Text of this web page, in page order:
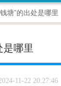
塘”的出处是哪里
是哪里
11-22 20:27:46